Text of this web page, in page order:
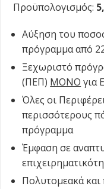
Προϋπολογισμός:
Αύξηση του
πρόγραμμα από
Ξεχωριστό
(ΠΕΠ) ΜΟΝΟ για
Όλες οι
περισσότερους
πρόγραμμα
Έμφαση σε
Πολυτομεακά